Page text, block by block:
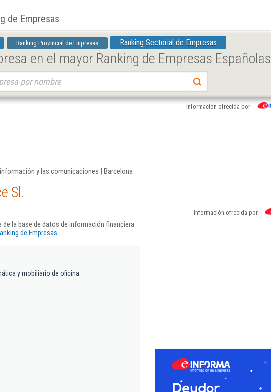
de Empresas
Ranking Provincial de Empresas Ranking Sectorial de Empresas
en el mayor Ranking de Empresas Españolas
Información ofrecida por
y las comunicaciones | Barcelona
Sl.
Información ofrecida por
la base de datos de información financiera
de Empresas.
y mobiliario de oficina.